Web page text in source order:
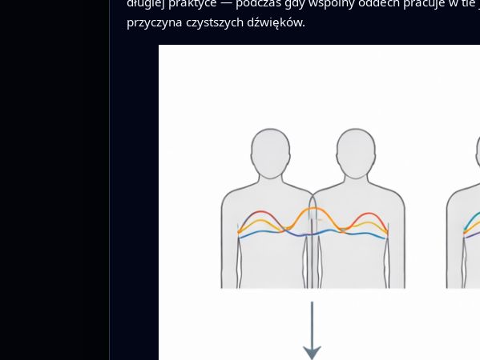
przyczyna czystszych dźwięków.